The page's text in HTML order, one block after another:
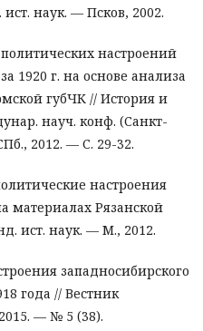
ист. наук. — Псков, 2002.
настроений
1920 г. на основе анализа
губЧК // История и
науч. конф. (Санкт-
2012. — С. 29-32.
настроения
материалах Рязанской
ист. наук. — М., 2012.
западносибирского
года // Вестник
— № 5 (38).